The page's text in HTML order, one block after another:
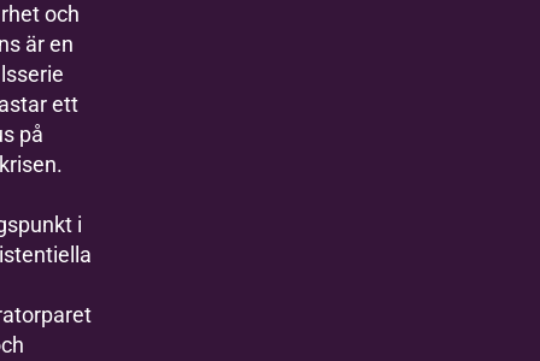
och
är en
ett
på
i